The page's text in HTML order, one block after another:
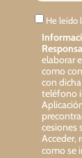
He leido
elaborar
como
con
teléfono
cesiones
Acceder,
como se